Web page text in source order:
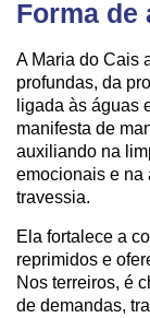
Forma de
A Maria do Cais
profundas, da
ligada às águas
manifesta de
auxiliando na
emocionais e na
travessia.
Ela fortalece a
reprimidos e
Nos terreiros, é
de demandas,